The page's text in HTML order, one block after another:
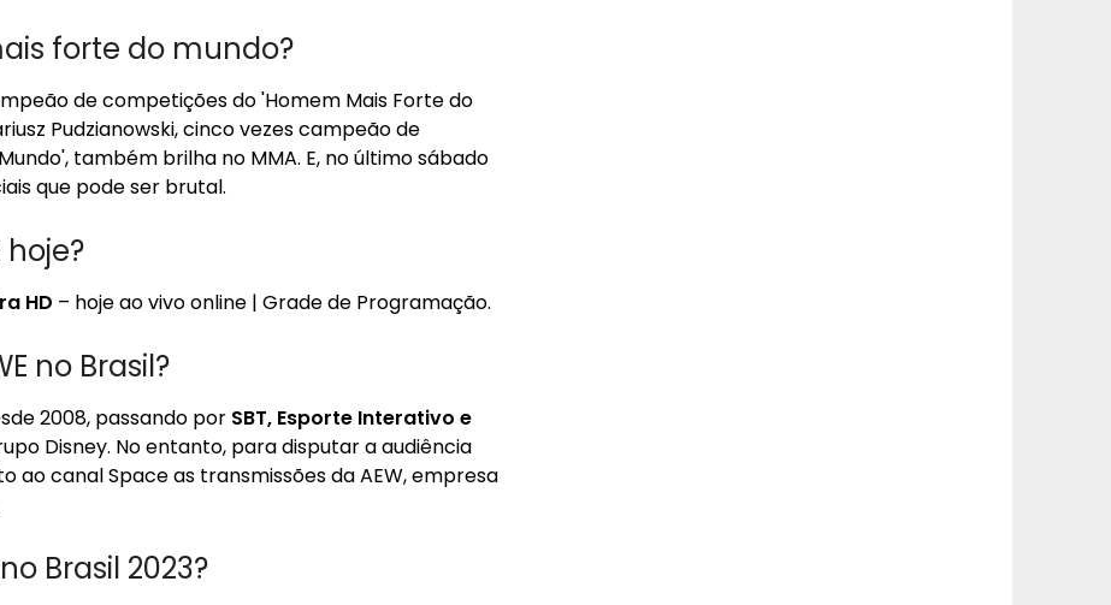
forte do mundo?
de competições do 'Homem Mais Forte do
Pudzianowski, cinco vezes campeão de
também brilha no MMA. E, no último sábado
que pode ser brutal.
HD – hoje ao vivo online | Grade de Programação.
no Brasil?
2008, passando por SBT, Esporte Interativo e
Disney. No entanto, para disputar a audiência
ao canal Space as transmissões da AEW, empresa
Brasil 2023?